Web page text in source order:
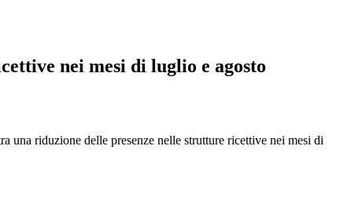
nei mesi di luglio e agosto
una riduzione delle presenze nelle strutture ricettive nei mesi di